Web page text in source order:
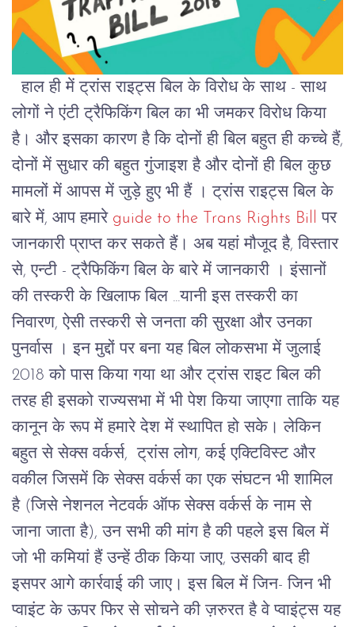
हाल ही में ट्रांस राइट्स बिल के विरोध के साथ - साथ
लोगों ने एंटी ट्रैफिकिंग बिल का भी जमकर विरोध किया
है। और इसका कारण है कि दोनों ही बिल बहुत ही कच्चे हैं,
दोनों में सुधार की बहुत गुंजाइश है और दोनों ही बिल कुछ
मामलों में आपस में जुड़े हुए भी हैं ।ट्रांस राइट्स बिल के
बारे में, आप हमारे guide to the Trans Rights Bill
पर
जानकारी प्राप्त कर सकते हैं। अब यहां मौजूद है, विस्तार
से, एन्टी - ट्रैफिकिंग बिल के बारे में जानकारी । इंसानों
की तस्करी के खिलाफ बिल ...यानी इस तस्करी का
निवारण, ऐसी तस्करी से जनता की सुरक्षा और उनका
पुनर्वास । इन मुद्दों पर बना यह बिल लोकसभा में जुलाई
2018 को पास किया गया था और ट्रांस राइट बिल की
तरह ही इसको राज्यसभा में भी पेश किया जाएगा ताकि यह
कानून के रूप में हमारे देश में स्थापित हो सके। लेकिन
बहुत से सेक्स वर्कर्स, ट्रांस लोग, कई एक्टिविस्ट और
वकील जिसमें कि सेक्स वर्कर्स का एक संघटन भी शामिल
है (जिसे नेशनल नेटवर्क ऑफ सेक्स वर्कर्स के नाम से
जाना जाता है), उन सभी की मांग है की पहले इस बिल में
जो भी कमियां हैं उन्हें ठीक किया जाए, उसकी बाद ही
इसपर आगे कार्रवाई की जाए।इस बिल में जिन- जिन भी
प्वाइंट के ऊपर फिर से सोचने की ज़रुरत है वे प्वाइंट्स यह